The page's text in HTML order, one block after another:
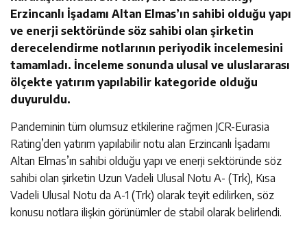
Erzincanlı İşadamı Altan Elmas’ın sahibi olduğu yapı
ve enerji sektöründe söz sahibi olan şirketin
derecelendirme notlarının periyodik incelemesini
tamamladı. İnceleme sonunda ulusal ve uluslararası
ölçekte yatırım yapılabilir kategoride olduğu
duyuruldu.
Pandeminin tüm olumsuz etkilerine rağmen JCR-Eurasia
Rating’den yatırım yapılabilir notu alan Erzincanlı İşadamı
Altan Elmas’ın sahibi olduğu yapı ve enerji sektöründe söz
sahibi olan şirketin Uzun Vadeli Ulusal Notu A- (Trk), Kısa
Vadeli Ulusal Notu da A-1 (Trk) olarak teyit edilirken, söz
konusu notlara ilişkin görünümler de stabil olarak belirlendi.